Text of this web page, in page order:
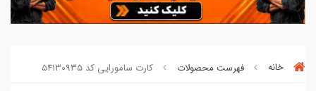
خانه فهرست محصولات کارت سامورایی کد ۵۴۱۳۰۹۳۵